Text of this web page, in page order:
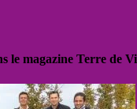
le magazine Terre de